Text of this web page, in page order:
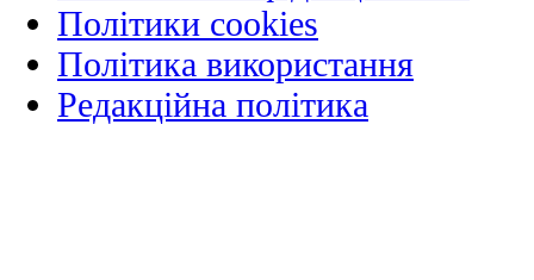
Політики cookies
Політика використання
Редакційна політика